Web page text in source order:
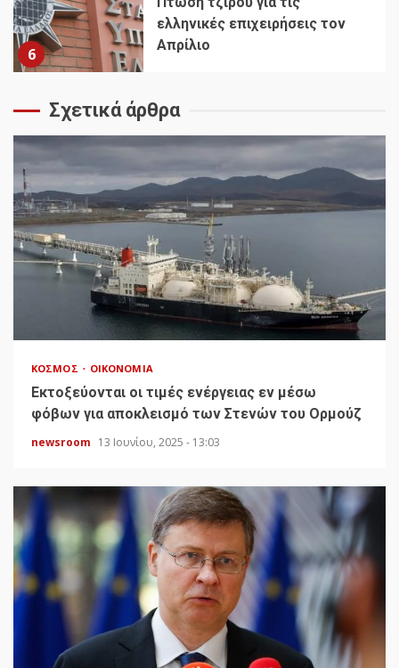
6
ελληνικές επιχειρήσεις τον
Απρίλιο
Σχετικά άρθρα
ΚΌΣΜΟΣ ΟΙΚΟΝΟΜΊΑ
Εκτοξεύονται οι τιμές ενέργειας εν μέσω
φόβων για αποκλεισμό των Στενών του Ορμούζ
newsroom 13 Ιουνίου, 2025 - 13:03